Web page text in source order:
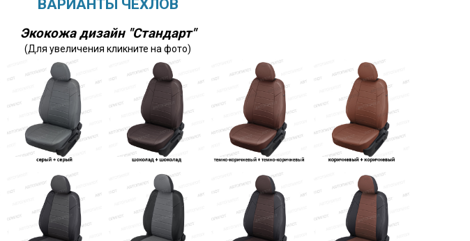
ВАРИАНТЫ ЧЕХЛОВ
Экокожа дизайн "Стандарт"
(Для увеличения кликните на фото)